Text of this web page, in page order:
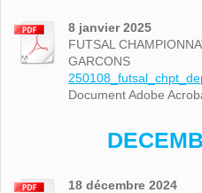
8 janvier 2025
FUTSAL
GARCONS
Document Adobe
18 décembre 2024